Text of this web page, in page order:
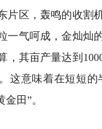
片区，轰鸣的收割
一气呵成，金灿灿
，其亩产量达到
这意味着在短短的
田”。